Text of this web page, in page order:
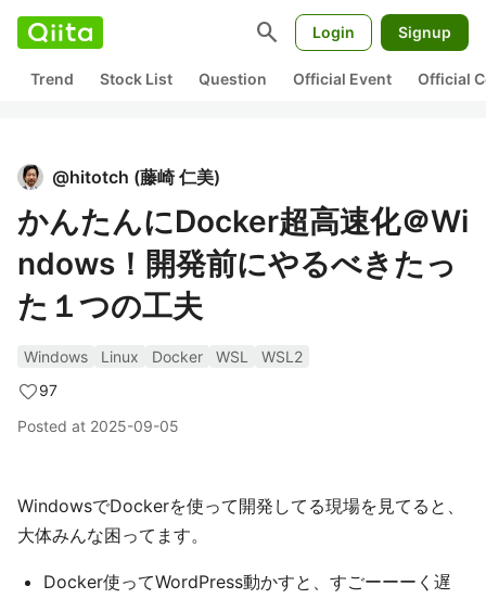
search Login Signup
Trend Stock List Question Official Event Official
@hitotch (藤崎 仁美)
かんたんにDocker超高速化＠Wi
ndows！開発前にやるべきたっ
た１つの工夫
Windows Linux Docker WSL
WSL2
97
Posted at 2025-09-05
WindowsでDockerを使って開発してる現場を見てると、
大体みんな困ってます。
Docker使ってWordPress動かすと、すごーーーく遅